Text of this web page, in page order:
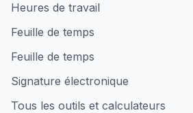
Heures de travail
Feuille de temps
Feuille de temps
Signature électronique
Tous les outils et calculateurs